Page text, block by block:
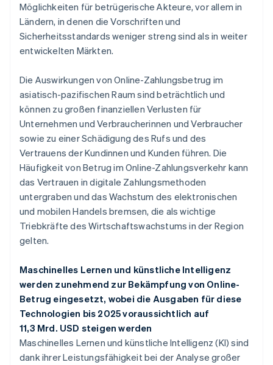
Möglichkeiten für betrügerische Akteure, vor allem in
Ländern, in denen die Vorschriften und
Sicherheitsstandards weniger streng sind als in weiter
entwickelten Märkten.
Die Auswirkungen von Online-Zahlungsbetrug im
asiatisch-pazifischen Raum sind beträchtlich und
können zu großen finanziellen Verlusten für
Unternehmen und Verbraucherinnen und Verbraucher
sowie zu einer Schädigung des Rufs und des
Vertrauens der Kundinnen und Kunden führen. Die
Häufigkeit von Betrug im Online-Zahlungsverkehr kann
das Vertrauen in digitale Zahlungsmethoden
untergraben und das Wachstum des elektronischen
und mobilen Handels bremsen, die als wichtige
Triebkräfte des Wirtschaftswachstums in der Region
gelten.
Maschinelles Lernen und künstliche Intelligenz
werden zunehmend zur Bekämpfung von Online-
Betrug eingesetzt, wobei die Ausgaben für diese
Technologien bis 2025 voraussichtlich auf
11,3 Mrd. USD steigen werden
Maschinelles Lernen und künstliche Intelligenz (KI) sind
dank ihrer Leistungsfähigkeit bei der Analyse großer